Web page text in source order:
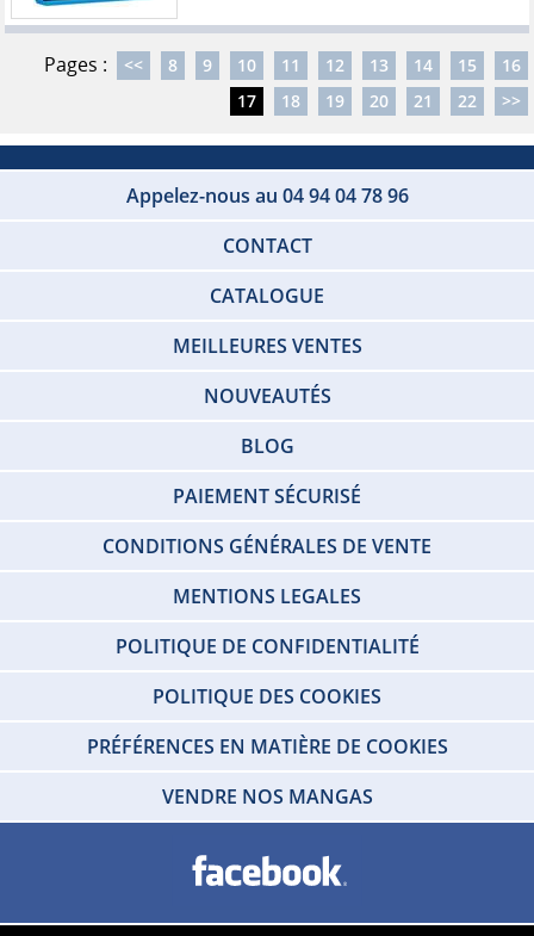
Pages : << 8 9 10 11 12 13 14 15
16
17
18 19 20 21 22 >>
Appelez-nous au 04 94 04 78 96
CONTACT
CATALOGUE
MEILLEURES VENTES
NOUVEAUTÉS
BLOG
PAIEMENT SÉCURISÉ
CONDITIONS GÉNÉRALES DE VENTE
MENTIONS LEGALES
POLITIQUE DE CONFIDENTIALITÉ
POLITIQUE DES COOKIES
PRÉFÉRENCES EN MATIÈRE DE COOKIES
VENDRE NOS MANGAS